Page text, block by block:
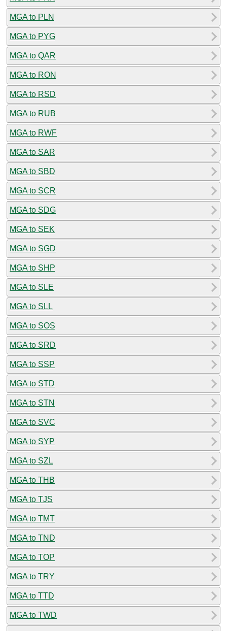
MGA to PLN
MGA to PYG
MGA to QAR
MGA to RON
MGA to RSD
MGA to RUB
MGA to RWF
MGA to SAR
MGA to SBD
MGA to SCR
MGA to SDG
MGA to SEK
MGA to SGD
MGA to SHP
MGA to SLE
MGA to SLL
MGA to SOS
MGA to SRD
MGA to SSP
MGA to STD
MGA to STN
MGA to SVC
MGA to SYP
MGA to SZL
MGA to THB
MGA to TJS
MGA to TMT
MGA to TND
MGA to TOP
MGA to TRY
MGA to TTD
MGA to TWD